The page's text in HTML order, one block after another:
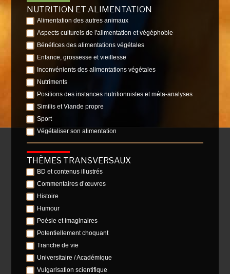
NUTRITION ET ALIMENTATION
Alimentation des autres animaux
Aspects culturels de l'alimentation et végéphobie
Bénéfices des alimentations végétales
Enfance, grossesse et vieillesse
Inconvénients des alimentations végétales
Nutriments
Positions des instances nutritionnistes et méta-analyses
Similis et Viande propre
Sport
Végétaliser son alimentation
THÈMES TRANSVERSAUX
BD et contenus illustrés
Commentaires d’œuvres
Histoire
Humour
Poésie et imaginaires
Potentiellement choquant
Tranche de vie
Universitaire / Académique
Vulgarisation scientifique